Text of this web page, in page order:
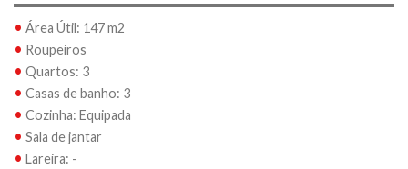
• Área Útil: 147 m2
• Roupeiros
• Quartos: 3
• Casas de banho: 3
• Cozinha: Equipada
• Sala de jantar
• Lareira: -